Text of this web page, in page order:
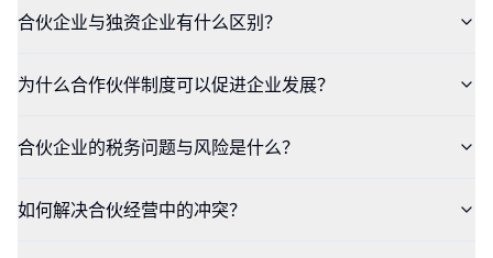
合伙企业与独资企业有什么区别？
为什么合作伙伴制度可以促进企业发展？
合伙企业的税务问题与风险是什么？
如何解决合伙经营中的冲突？